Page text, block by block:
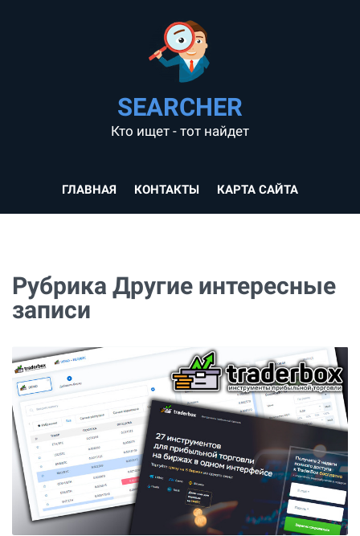
SEARCHER
Кто ищет - тот найдет
ГЛАВНАЯ КОНТАКТЫ КАРТА САЙТА
Рубрика Другие интересные
записи